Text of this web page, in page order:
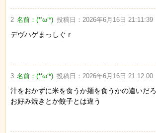
2 名前：(*‘ω‘*) 投稿日： 2026年6月16日 21:11:39
デヴハゲまっしぐｒ
3 名前：(*‘ω‘*) 投稿日： 2026年6月16日 21:12:00
汁をおかずに米を食うか麺を食うかの違いだろ
お好み焼きとか餃子とは違う